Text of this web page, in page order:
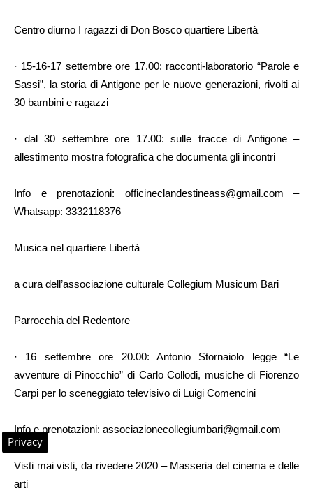
Centro diurno I ragazzi di Don Bosco quartiere Libertà
· 15-16-17 settembre ore 17.00: racconti-laboratorio “Parole e
Sassi”, la storia di Antigone per le nuove generazioni, rivolti ai
30 bambini e ragazzi
· dal 30 settembre ore 17.00: sulle tracce di Antigone –
allestimento mostra fotografica che documenta gli incontri
Info e prenotazioni: officineclandestineass@gmail.com –
Whatsapp: 3332118376
Musica nel quartiere Libertà
a cura dell’associazione culturale Collegium Musicum Bari
Parrocchia del Redentore
· 16 settembre ore 20.00: Antonio Stornaiolo legge “Le
avventure di Pinocchio” di Carlo Collodi, musiche di Fiorenzo
Carpi per lo sceneggiato televisivo di Luigi Comencini
Info e prenotazioni: associazionecollegiumbari@gmail.com
Visti mai visti, da rivedere 2020 – Masseria del cinema e delle
arti
Privacy